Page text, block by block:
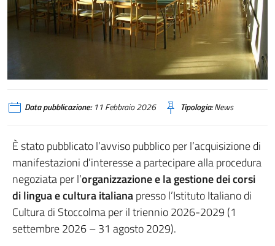
Data pubblicazione:11 Febbraio 2026 Tipologia:News
È stato pubblicato l’avviso pubblico per l’acquisizione di
manifestazioni d’interesse a partecipare alla procedura
negoziata per l’organizzazione e la gestione dei corsi
di lingua e cultura italianapresso l’Istituto Italiano di
Cultura di Stoccolma per il triennio 2026-2029 (1
settembre 2026 – 31 agosto 2029).